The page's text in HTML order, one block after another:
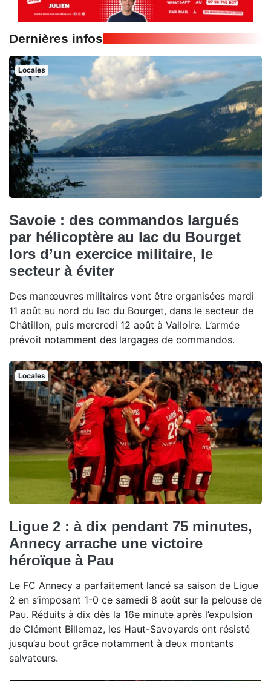
Dernières infos
Locales
Savoie : des commandos largués
par hélicoptère au lac du Bourget
lors d’un exercice militaire, le
secteur à éviter
Des manœuvres militaires vont être organisées mardi
11 août au nord du lac du Bourget, dans le secteur de
Châtillon, puis mercredi 12 août à Valloire. L’armée
prévoit notamment des largages de commandos.
Locales
Ligue 2 : à dix pendant 75 minutes,
Annecy arrache une victoire
héroïque à Pau
Le FC Annecy a parfaitement lancé sa saison de Ligue
2 en s’imposant 1-0 ce samedi 8 août sur la pelouse de
Pau. Réduits à dix dès la 16e minute après l’expulsion
de Clément Billemaz, les Haut-Savoyards ont résisté
jusqu’au bout grâce notamment à deux montants
salvateurs.